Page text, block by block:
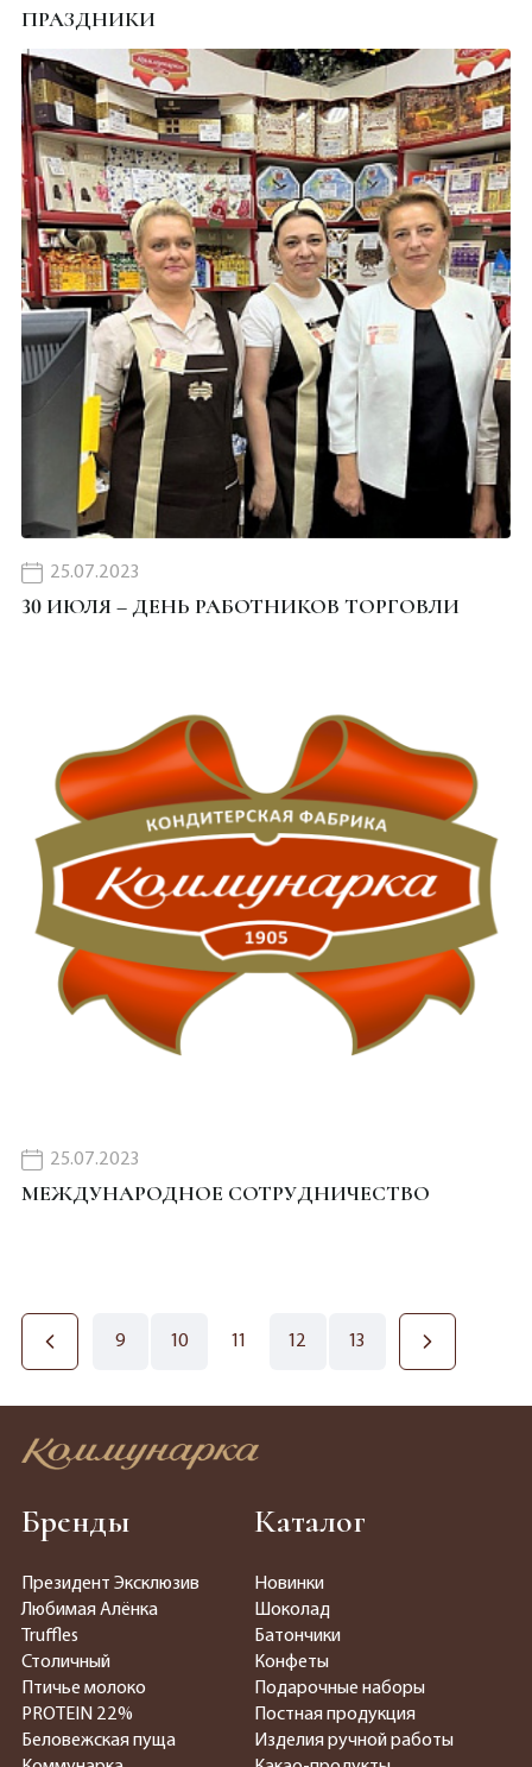
ПРАЗДНИКИ
25.07.2023
30 ИЮЛЯ – ДЕНЬ РАБОТНИКОВ ТОРГОВЛИ
25.07.2023
МЕЖДУНАРОДНОЕ СОТРУДНИЧЕСТВО
9 10 11 12 13
Бренды
Президент Эксклюзив
Любимая Алёнка
Truffles
Столичный
Птичье молоко
PROTEIN 22%
Беловежская пуща
Каталог
Новинки
Шоколад
Батончики
Конфеты
Подарочные наборы
Постная продукция
Изделия ручной работы